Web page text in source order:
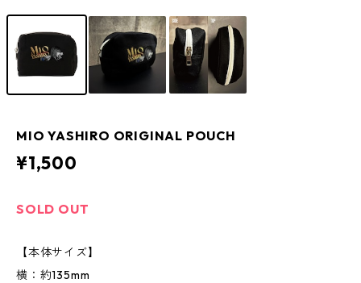
MIO YASHIRO ORIGINAL POUCH
¥1,500
SOLD OUT
【本体サイズ】
横：約135mm